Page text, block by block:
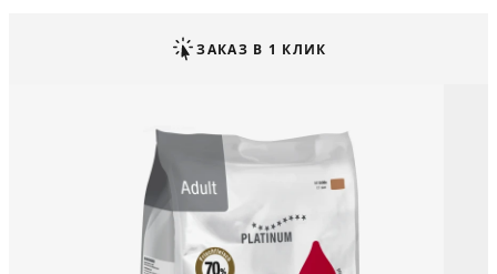
ЗАКАЗ В 1 КЛИК